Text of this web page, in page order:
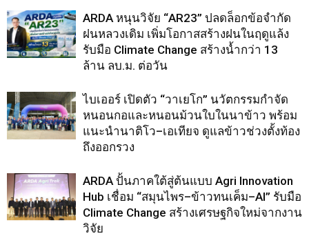
ARDA หนุนวิจัย “AR23” ปลดล็อกข้อจำกัด
ฝนหลวงเดิม เพิ่มโอกาสสร้างฝนในฤดูแล้ง
รับมือ Climate Change สร้างน้ำกว่า 13
ล้าน ลบ.ม. ต่อวัน
ไบเออร์ เปิดตัว “วาเยโก” นวัตกรรมกำจัด
หนอนกอและหนอนม้วนใบในนาข้าว พร้อม
แนะนำนาติโว–เอเทียจ ดูแลข้าวช่วงตั้งท้อง
ถึงออกรวง
ARDA ปั้นภาคใต้สู่ต้นแบบ Agri Innovation
Hub เชื่อม “สมุนไพร–ข้าวทนเค็ม–AI” รับมือ
Climate Change สร้างเศรษฐกิจใหม่จากงาน
วิจัย